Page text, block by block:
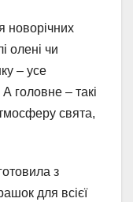
новорічних
олені чи
– усе
головне – такі
свята,
з
для всієї